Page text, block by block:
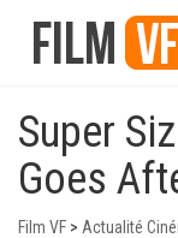
Super
Goes
Film VF > Actualité